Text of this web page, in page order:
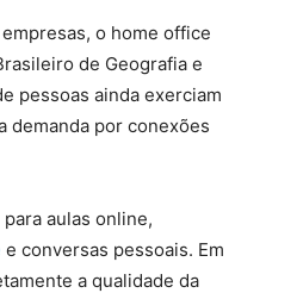
o home office
de Geografia e
pessoas ainda exerciam
demanda por conexões
aulas online,
e conversas pessoais. Em
a qualidade da